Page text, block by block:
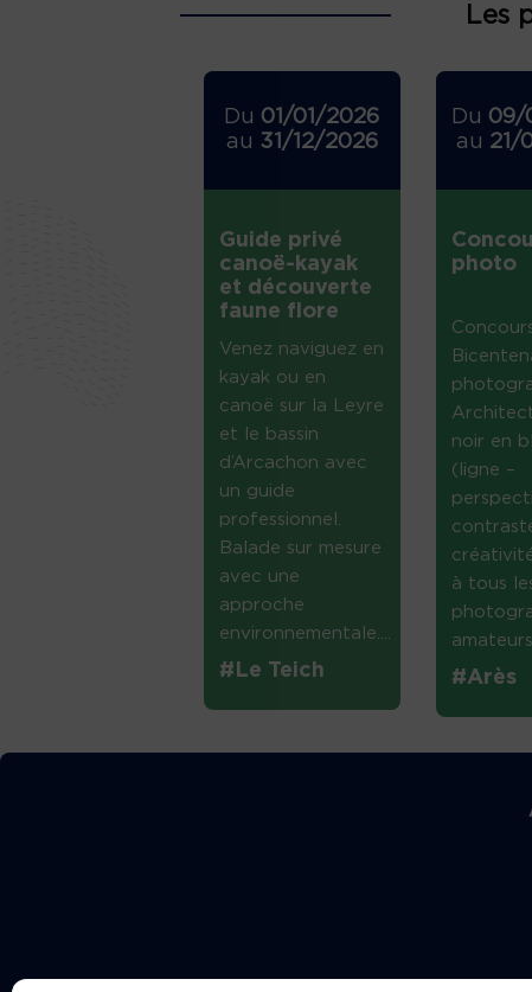
Les
Du 01/01/2026
au 31/12/2026
Guide privé
canoë-kayak
et découverte
faune flore
Venez naviguez en
kayak ou en
canoë sur la Leyre
et le bassin
d’Arcachon avec
un guide
professionnel.
Balade sur mesure
avec une
approche
environnementale....
#Le Teich
Du 09/
au 21/
photo
noir en
(ligne –
à tous
#Arès